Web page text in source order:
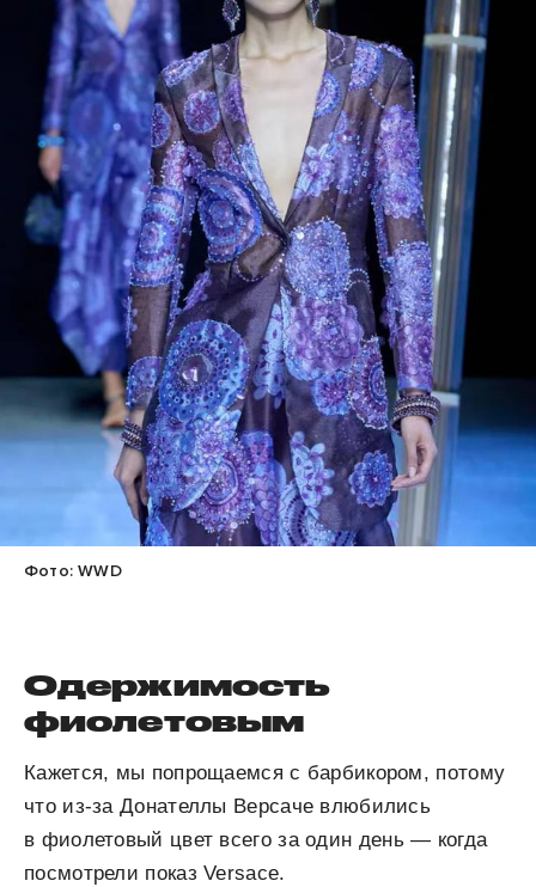
Фото: WWD
Одержимость
фиолетовым
Кажется, мы попрощаемся с барбикором, потому
что из-за Донателлы Версаче влюбились
в фиолетовый цвет всего за один день — когда
посмотрели показ Versace.